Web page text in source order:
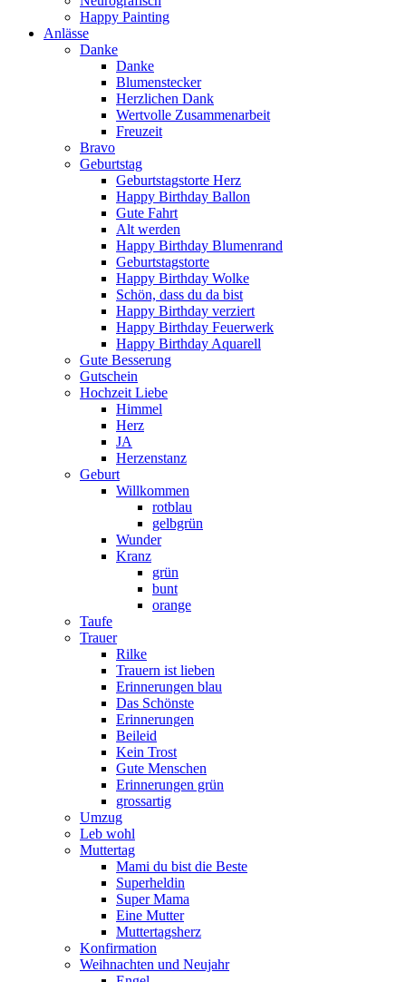
Happy Painting
Anlässe
Danke
Danke
Blumenstecker
Herzlichen Dank
Wertvolle Zusammenarbeit
Freuzeit
Bravo
Geburtstag
Geburtstagstorte Herz
Happy Birthday Ballon
Gute Fahrt
Alt werden
Happy Birthday Blumenrand
Geburtstagstorte
Happy Birthday Wolke
Schön, dass du da bist
Happy Birthday verziert
Happy Birthday Feuerwerk
Happy Birthday Aquarell
Gute Besserung
Gutschein
Hochzeit Liebe
Himmel
Herz
JA
Herzenstanz
Geburt
Willkommen
rotblau
gelbgrün
Wunder
Kranz
grün
bunt
orange
Taufe
Trauer
Rilke
Trauern ist lieben
Erinnerungen blau
Das Schönste
Erinnerungen
Beileid
Kein Trost
Gute Menschen
Erinnerungen grün
grossartig
Umzug
Leb wohl
Muttertag
Mami du bist die Beste
Superheldin
Super Mama
Eine Mutter
Muttertagsherz
Konfirmation
Weihnachten und Neujahr